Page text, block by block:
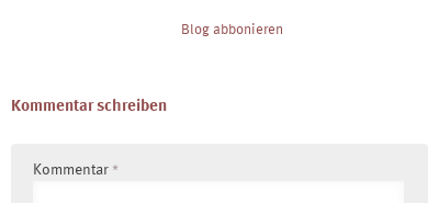
Blog abbonieren
Kommentar schreiben
Kommentar *